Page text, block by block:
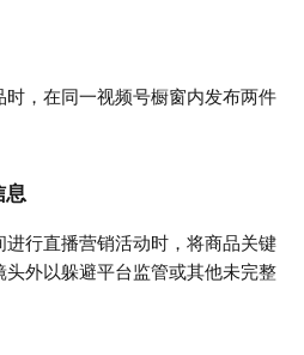
时，在同一视频号橱窗内发布两件
息
进行直播营销活动时，将商品关键
外以躲避平台监管或其他未完整